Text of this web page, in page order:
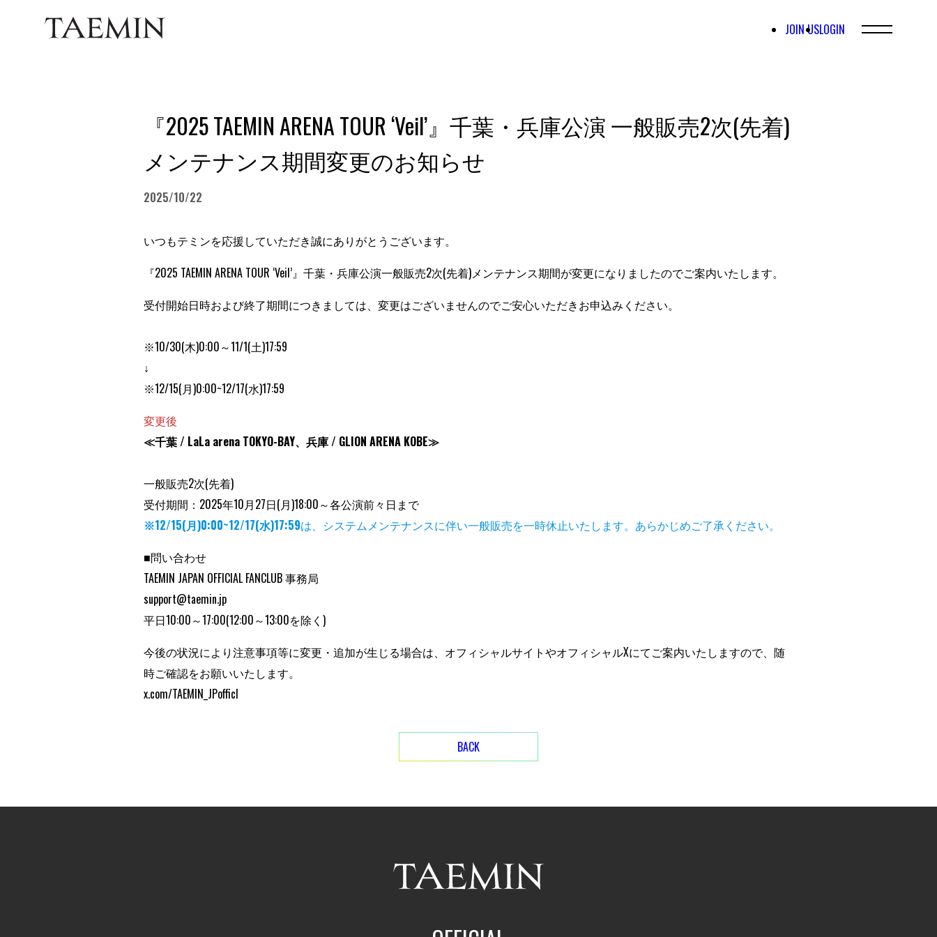
JOIN USLOGIN
『2025 TAEMIN ARENA TOUR ‘Veil’』千葉・兵庫公演 一般販売2次(先着)
メンテナンス期間変更のお知らせ
2025/10/22
いつもテミンを応援していただき誠にありがとうございます。
『2025 TAEMIN ARENA TOUR ‘Veil’』千葉・兵庫公演一般販売2次(先着)メンテナンス期間が変更になりましたのでご案内いたします。
受付開始日時および終了期間につきましては、変更はございませんのでご安心いただきお申込みください。
※10/30(木)0:00～11/1(土)17:59
↓
※12/15(月)0:00~12/17(水)17:59
変更後
≪千葉 / LaLa arena TOKYO-BAY、兵庫 / GLION ARENA KOBE≫
一般販売2次(先着)
受付期間：2025年10月27日(月)18:00～各公演前々日まで
※12/15(月)0:00~12/17(水)17:59は、システムメンテナンスに伴い一般販売を一時休止いたします。あらかじめご了承ください。
■問い合わせ
TAEMIN JAPAN OFFICIAL FANCLUB 事務局
support@taemin.jp
平日10:00～17:00(12:00～13:00を除く)
今後の状況により注意事項等に変更・追加が生じる場合は、オフィシャルサイトやオフィシャルXにてご案内いたしますので、随
時ご確認をお願いいたします。
x.com/TAEMIN_JPofficl
BACK